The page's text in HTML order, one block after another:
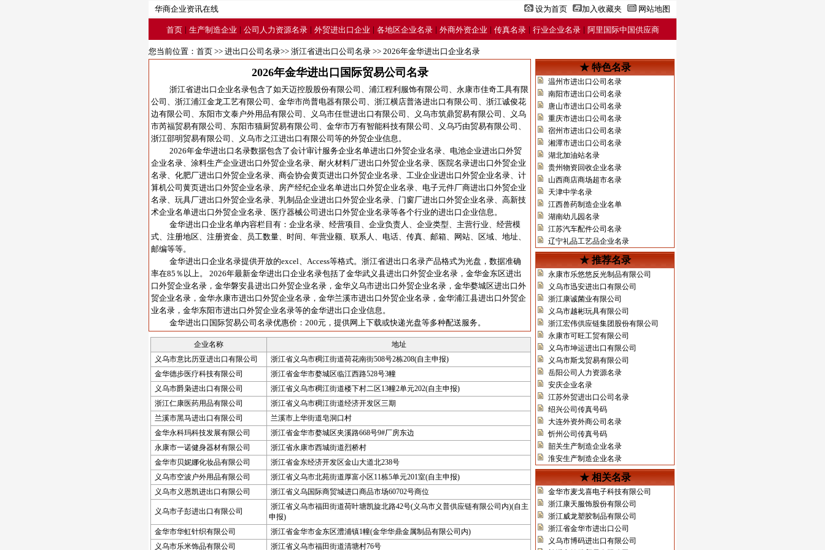
华商企业资讯在线 设为首页 加入收藏夹 网站地图
首页 | 生产制造企业 | 公司人力资源名录 | 外贸进出口企业 | 各地区企业名录 | 外商外资企业 | 传真名录 | 行业企业名录 | 阿里国际中国供应商
您当前位置： 首页 >> 进出口公司名录>> 浙江省进出口公司名录 >> 2026年金华进出口企业名录
2026年金华进出口国际贸易公司名录
浙江省进出口企业名录包含了如天迈控股股份有限公司 、 浦江程利服饰有限公司 、 永康市佳奇工具有限
公司 、 浙江浦江金龙工艺有限公司 、 金华市尚普电器有限公司 、 浙江横店普洛进出口有限公司 、 浙江诚俊花
边有限公司 、 东阳市文泰户外用品有限公司 、 义乌市任世进出口有限公司 、 义乌市筑鼎贸易有限公司 、
义乌
市芮福贸易有限公司 、 东阳市猫厨贸易有限公司 、 金华市万有智能科技有限公司 、 义乌巧由贸易有限公司 、
浙江邵明贸易有限公司 、 义乌市之江进出口有限公司 等的外贸企业信息。
2026年金华进出口名录数据包含了会计审计服务企业名单进出口外贸企业名录、电池企业进出口外贸
企业名录、涂料生产企业进出口外贸企业名录、耐火材料厂进出口外贸企业名录、医院名录进出口外贸企业
名录、化肥厂进出口外贸企业名录、商会协会黄页进出口外贸企业名录、工业企业进出口外贸企业名录、计
算机公司黄页进出口外贸企业名录、房产经纪企业名单进出口外贸企业名录、电子元件厂商进出口外贸企业
名录、玩具厂进出口外贸企业名录、乳制品企业进出口外贸企业名录、门窗厂进出口外贸企业名录、高新技
术企业名单进出口外贸企业名录、医疗器械公司进出口外贸企业名录等各个行业的进出口企业信息。
金华进出口企业名单内容栏目有：企业名录、经营项目、企业负责人、企业类型、主营行业、经营模
式、注册地区、注册资金、员工数量、时间、年营业额、联系人、电话、传真、邮箱、网站、区域、地址、
邮编等等。
金华进出口企业名录提供开放的excel、Access等格式。浙江省进出口名录产品格式为光盘，数据准确
率在85％以上。 2026年最新金华进出口企业名录包括了金华武义县进出口外贸企业名录，金华金东区进出
口外贸企业名录，金华磐安县进出口外贸企业名录，金华义乌市进出口外贸企业名录，金华婺城区进出口外
贸企业名录，金华永康市进出口外贸企业名录，金华兰溪市进出口外贸企业名录，金华浦江县进出口外贸企
业名录，金华东阳市进出口外贸企业名录等的金华进出口企业信息。
金华进出口国际贸易公司名录优惠价：200元，提供网上下载或快递光盘等多种配送服务。
企业名称
地址
义乌市意比历亚进出口有限公司
浙江省义乌市稠江街道荷花南街508号2栋208(自主申报)
金华德步医疗科技有限公司
浙江省金华市婺城区临江西路528号3幢
义乌市爵枭进出口有限公司
浙江省义乌市稠江街道楼下村二区13幢2单元202(自主申报)
浙江仁康医药用品有限公司
浙江省义乌市稠江街道经济开发区三期
兰溪市黑马进出口有限公司
兰溪市上华街道皂洞口村
金华永科玛科技发展有限公司
浙江省金华市婺城区夹溪路668号9#厂房东边
永康市一诺健身器材有限公司
浙江省永康市西城街道烈桥村
金华市贝妮娜化妆品有限公司
浙江省金东经济开发区金山大道北238号
义乌市空波户外用品有限公司
浙江省义乌市北苑街道厚富小区11栋5单元201室(自主申报)
义乌市义恩凯进出口有限公司
浙江省义乌国际商贸城进口商品市场60702号商位
义乌市子彭进出口有限公司
浙江省义乌市福田街道荷叶塘凯旋北路42号(义乌市义普供应链有限公司内)(自主
申报)
金华市华虹针织有限公司
浙江省金华市金东区澧浦镇1幢(金华华鼎金属制品有限公司内)
义乌市乐米饰品有限公司
浙江省义乌市福田街道清塘村76号
★ 特色名录
温州市进出口公司名录
南阳市进出口公司名录
唐山市进出口公司名录
重庆市进出口公司名录
宿州市进出口公司名录
湘潭市进出口公司名录
湖北加油站名录
贵州物资回收企业名录
山西商店商场超市名录
天津中学名录
江西兽药制造企业名单
湖南幼儿园名录
江苏汽车配件公司名录
辽宁礼品工艺品企业名录
★ 推荐名录
永康市乐悠悠反光制品有限公司
义乌市迅安进出口有限公司
浙江康诚菌业有限公司
义乌市越彬玩具有限公司
浙江宏伟供应链集团股份有限公司
永康市可旺工贸有限公司
义乌市坤运进出口有限公司
义乌市斯戈贸易有限公司
岳阳公司人力资源名录
安庆企业名录
江苏外贸进出口公司名录
绍兴公司传真号码
大连外资外商公司名录
忻州公司传真号码
韶关生产制造企业名录
淮安生产制造企业名录
★ 相关名录
金华市麦戈喜电子科技有限公司
浙江康天服饰股份有限公司
浙江威龙塑胶制品有限公司
浙江省金华市进出口公司
义乌市博码进出口有限公司